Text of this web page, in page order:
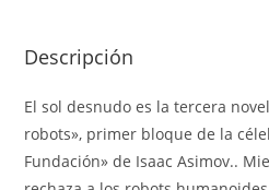
Descripción
El sol desnudo es la tercera
robots», primer bloque de la
Fundación» de Isaac Asimov..